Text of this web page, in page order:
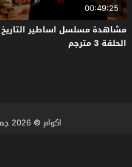
00:49:25
مشاهدة مسلسل اساطير التاريخ
الحلقة 3 مترجم
اكوام © 2026 جميع الحقوق محفوظة.